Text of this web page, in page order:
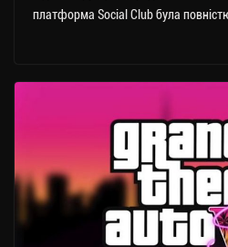
платформа Social Club була